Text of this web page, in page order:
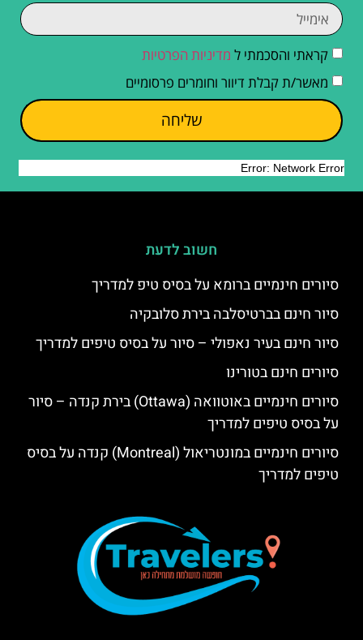
קראתי והסכמתי ל מדיניות הפרטיות
מאשר/ת קבלת דיוור וחומרים פרסומיים
שליחה
חשוב לדעת
סיורים חינמיים ברומא על בסיס טיפ למדריך
סיור חינם בברטיסלבה בירת סלובקיה
סיור חינם בעיר נאפולי – סיור על בסיס טיפים למדריך
סיורים חינם בטורינו
סיורים חינמיים באוטוואה (Ottawa) בירת קנדה – סיור
על בסיס טיפים למדריך
סיורים חינמיים במונטריאול (Montreal) קנדה על בסיס
טיפים למדריך